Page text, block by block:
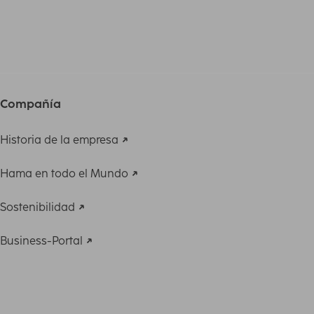
Compañía
Historia de la empresa
Hama en todo el Mundo
Sostenibilidad
Business-Portal